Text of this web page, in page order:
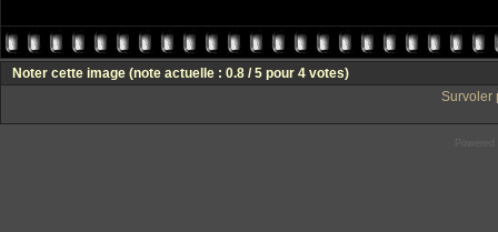
Noter cette image (note actuelle : 0.8 / 5 pour 4 votes)
Survoler